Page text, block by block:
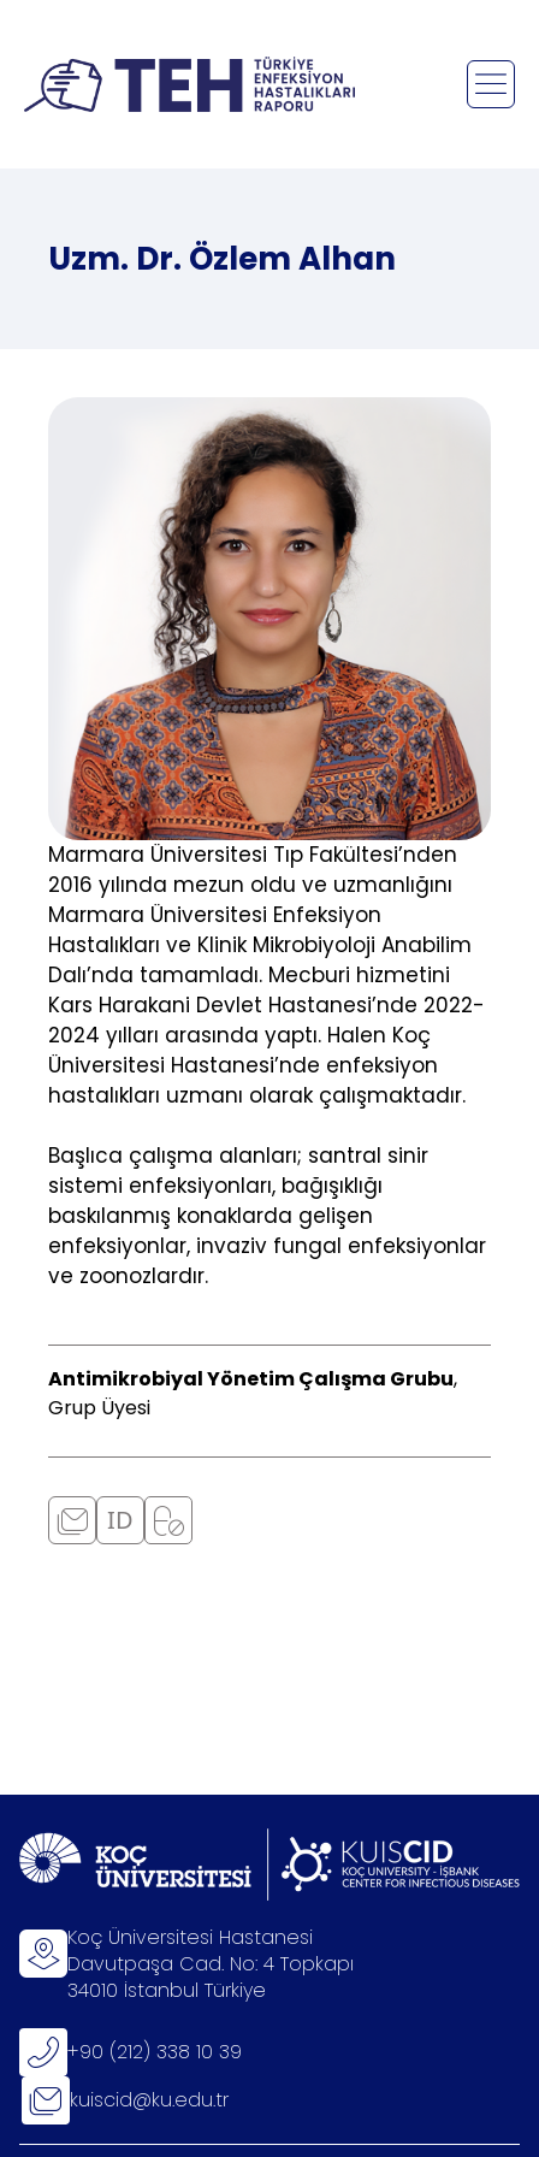
Uzm. Dr. Özlem Alhan
Marmara Üniversitesi Tıp Fakültesi’nden
2016 yılında mezun oldu ve uzmanlığını
Marmara Üniversitesi Enfeksiyon
Hastalıkları ve Klinik Mikrobiyoloji Anabilim
Dalı’nda tamamladı. Mecburi hizmetini
Kars Harakani Devlet Hastanesi’nde 2022-
2024 yılları arasında yaptı. Halen Koç
Üniversitesi Hastanesi’nde enfeksiyon
hastalıkları uzmanı olarak çalışmaktadır.
Başlıca çalışma alanları; santral sinir
sistemi enfeksiyonları, bağışıklığı
baskılanmış konaklarda gelişen
enfeksiyonlar, invaziv fungal enfeksiyonlar
ve zoonozlardır.
Antimikrobiyal Yönetim Çalışma Grubu,
Grup Üyesi
ID
Koç Üniversitesi Hastanesi
Davutpaşa Cad. No: 4 Topkapı
34010 İstanbul Türkiye
+90 (212) 338 10 39
kuiscid@ku.edu.tr